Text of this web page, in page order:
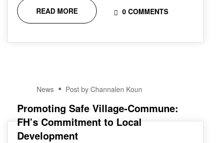
READ MORE 0 COMMENTS
01
News Post by Channalen Koun
Promoting Safe Village-Commune:
FH’s Commitment to Local
Development